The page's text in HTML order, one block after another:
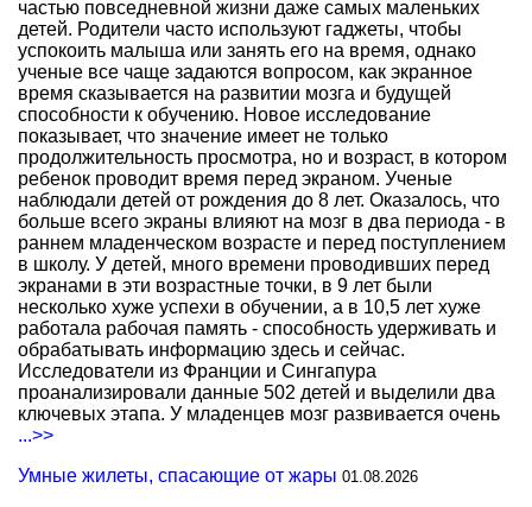
частью повседневной жизни даже самых маленьких
детей. Родители часто используют гаджеты, чтобы
успокоить малыша или занять его на время, однако
ученые все чаще задаются вопросом, как экранное
время сказывается на развитии мозга и будущей
способности к обучению. Новое исследование
показывает, что значение имеет не только
продолжительность просмотра, но и возраст, в котором
ребенок проводит время перед экраном. Ученые
наблюдали детей от рождения до 8 лет. Оказалось, что
больше всего экраны влияют на мозг в два периода - в
раннем младенческом возрасте и перед поступлением
в школу. У детей, много времени проводивших перед
экранами в эти возрастные точки, в 9 лет были
несколько хуже успехи в обучении, а в 10,5 лет хуже
работала рабочая память - способность удерживать и
обрабатывать информацию здесь и сейчас.
Исследователи из Франции и Сингапура
проанализировали данные 502 детей и выделили два
ключевых этапа. У младенцев мозг развивается очень
...>>
Умные жилеты, спасающие от жары 01.08.2026